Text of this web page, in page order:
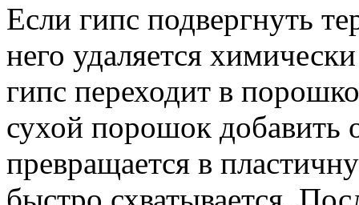
Если гипс подвергнуть
него удаляется
гипс переходит в
сухой порошок
превращается в